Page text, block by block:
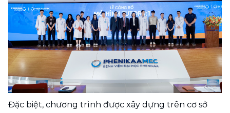
Đặc biệt, chương trình được xây dựng trên cơ sở